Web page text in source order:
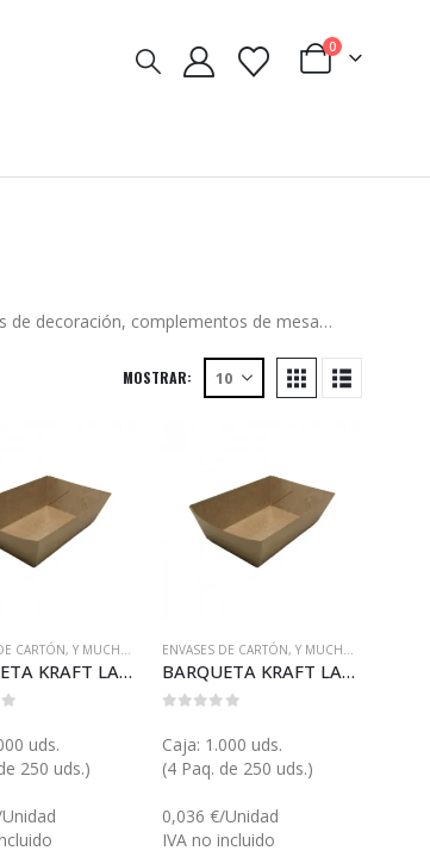
0
de decoración, complementos de mesa…
MOSTRAR:
CARTÓN, Y MUCHO MÁS...
BARQUETA KRAFT LAMINADA 50 (E5085)
uds.
250 uds.)
ENVASES DE CARTÓN,Y MUCHO MÁS...
BARQUETA KRAFT LAMINADA 45 (E4575)
Caja: 1.000 uds.
(4 Paq. de 250 uds.)
0,036 €/Unidad
IVA no incluido